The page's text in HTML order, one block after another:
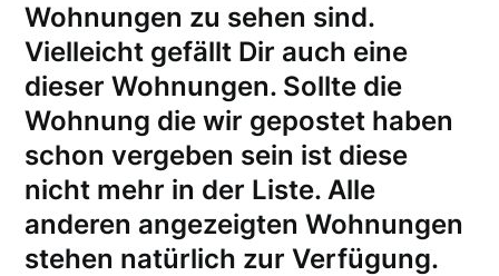
Wohnungen zu sehen sind.
Vielleicht gefällt Dir auch eine
dieser Wohnungen. Sollte die
Wohnung die wir gepostet haben
schon vergeben sein ist diese
nicht mehr in der Liste. Alle
anderen angezeigten Wohnungen
stehen natürlich zur Verfügung.